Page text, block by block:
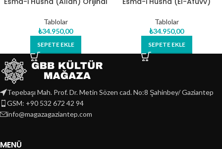
Tablolar
₺34.950,00
SEPETE EKLE
Tablolar
₺34.950,00
SEPETE EKLE
Tepebaşı Mah. Prof. Dr. Metin Sözen cad. No:8 Şahinbey/ Gaziantep
GSM: +90 532 672 42 94
info@magazagaziantep.com
MENÜ